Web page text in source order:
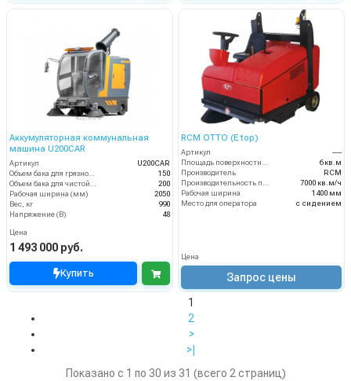
Аккумуляторная коммунальная
машина U200CAR
Артикул
U200CAR
Объем бака для грязной воды, л
150
Объем бака для чистой воды, л
200
Рабочая ширина (мм)
2050
Вес, кг
990
Напряжение (В)
48
Цена
1 493 000 руб.
Купить
RCM OТТО (E top)
Артикул
----
Площадь поверхности фильтра
6 кв.м
Производитель
RCM
Производительность по площади
7000 кв.м/ч
Рабочая ширина
1400 мм
Место для оператора
с сидением
Цена
Запрос цены
1
2
>
>|
Показано с 1 по 30 из 31 (всего 2 страниц)